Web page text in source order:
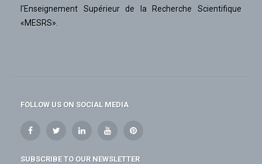
l'Enseignement Supérieur de la Recherche Scientifique
«MESRS».
FOLLOW US ON SOCIAL MEDIA
SUBSCRIBE TO OUR NEWSLETTER